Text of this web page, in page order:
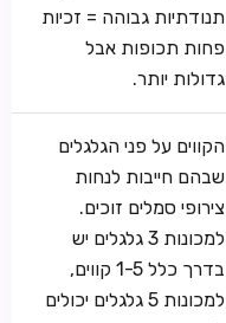
תנודתיות גבוהה = זכיות
פחות תכופות אבל
גדולות יותר.
הקווים על פני הגלגלים
שבהם חייבות לנחות
צירופי סמלים זוכים.
למכונות 3 גלגלים יש
בדרך כלל 1-5 קווים,
למכונות 5 גלגלים יכולים